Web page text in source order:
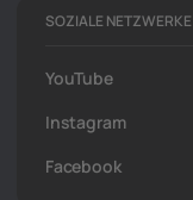
SOZIALE NETZWERKE
YouTube
Instagram
Facebook